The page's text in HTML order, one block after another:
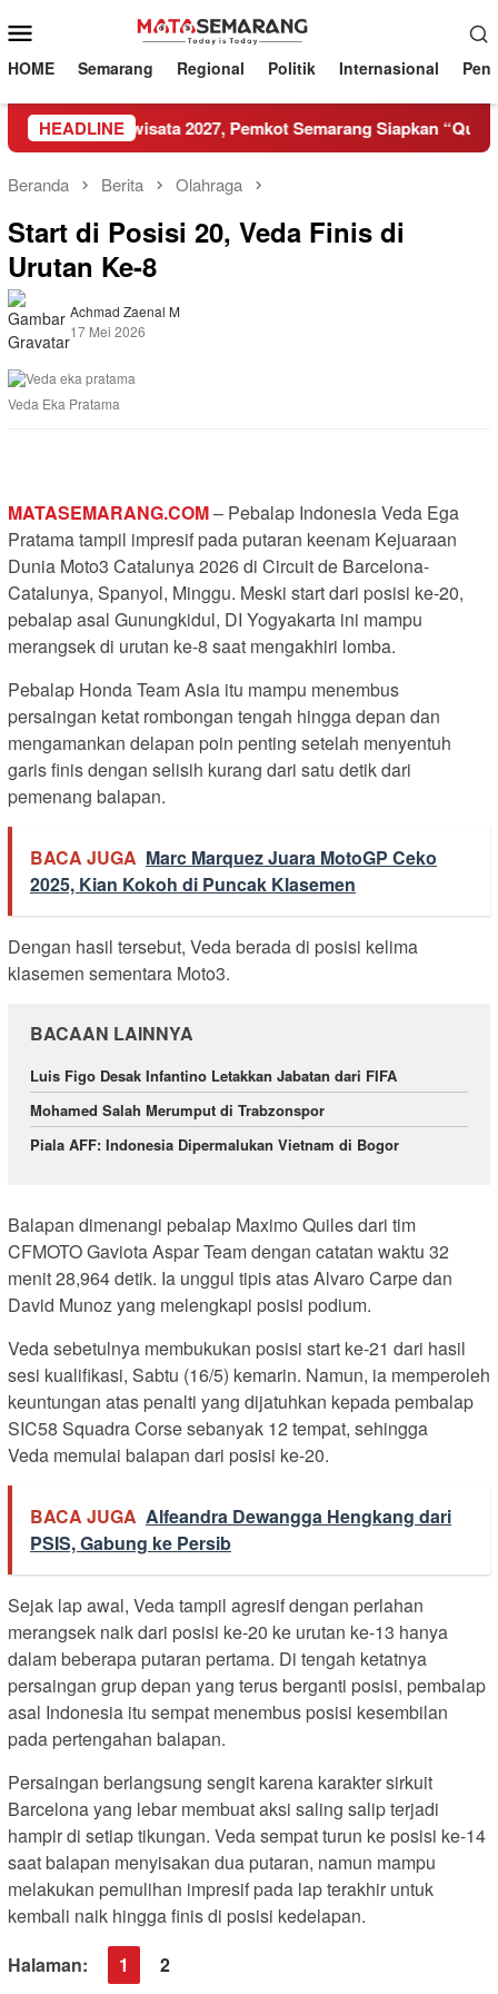
ke
kontenMobile
HOME Semarang Regional Politik Internasional
HEADLINE
Pariwisata 2027, Pemkot Semarang Siapkan “Quick
Beranda Berita Olahraga
Start di Posisi 20, Veda Finis di
Urutan Ke-8
Achmad Zaenal M
17 Mei 2026
Veda Eka Pratama
MATASEMARANG.COM– Pebalap Indonesia Veda Ega
Pratama tampil impresif pada putaran keenam Kejuaraan
Dunia Moto3 Catalunya 2026 di Circuit de Barcelona-
Catalunya, Spanyol, Minggu. Meski start dari posisi ke-20,
pebalap asal Gunungkidul, DI Yogyakarta ini mampu
merangsek di urutan ke-8 saat mengakhiri lomba.
Pebalap Honda Team Asia itu mampu menembus
persaingan ketat rombongan tengah hingga depan dan
mengamankan delapan poin penting setelah menyentuh
garis finis dengan selisih kurang dari satu detik dari
pemenang balapan.
BACA JUGA Marc Marquez Juara MotoGP Ceko
2025, Kian Kokoh di Puncak Klasemen
Dengan hasil tersebut, Veda berada di posisi kelima
klasemen sementara Moto3.
BACAAN LAINNYA
Luis Figo Desak Infantino Letakkan Jabatan dari FIFA
Mohamed Salah Merumput di Trabzonspor
Piala AFF: Indonesia Dipermalukan Vietnam di Bogor
Balapan dimenangi pebalap Maximo Quiles dari tim
CFMOTO Gaviota Aspar Team dengan catatan waktu 32
menit 28,964 detik. Ia unggul tipis atas Alvaro Carpe dan
David Munoz yang melengkapi posisi podium.
Veda sebetulnya membukukan posisi start ke-21 dari hasil
sesi kualifikasi, Sabtu (16/5) kemarin. Namun, ia memperoleh
keuntungan atas penalti yang dijatuhkan kepada pembalap
SIC58 Squadra Corse sebanyak 12 tempat, sehingga
Veda memulai balapan dari posisi ke-20.
BACA JUGA Alfeandra Dewangga Hengkang dari
PSIS, Gabung ke Persib
Sejak lap awal, Veda tampil agresif dengan perlahan
merangsek naik dari posisi ke-20 ke urutan ke-13 hanya
dalam beberapa putaran pertama. Di tengah ketatnya
persaingan grup depan yang terus berganti posisi, pembalap
asal Indonesia itu sempat menembus posisi kesembilan
pada pertengahan balapan.
Persaingan berlangsung sengit karena karakter sirkuit
Barcelona yang lebar membuat aksi saling salip terjadi
hampir di setiap tikungan. Veda sempat turun ke posisi ke-14
saat balapan menyisakan dua putaran, namun mampu
melakukan pemulihan impresif pada lap terakhir untuk
kembali naik hingga finis di posisi kedelapan.
Halaman:
1 2